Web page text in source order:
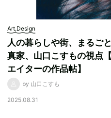
Art,Design
人の暮らしや街、まるご
真家、山口こすもの視点
エイターの作品帖】
by 山口こすも
2025.08.31